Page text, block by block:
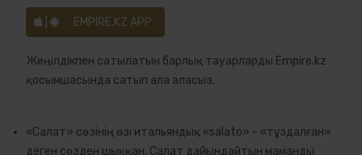
EMPIRE.KZ APP
Жеңілдікпен сатылатын барлық тауарларды Empire.kz
қосымшасында сатып ала аласыз.
«Салат» сөзінің өзі итальяндық «salato» - «тұздалған»
деген сөзден шыққан. Салат дайындайтын маманды